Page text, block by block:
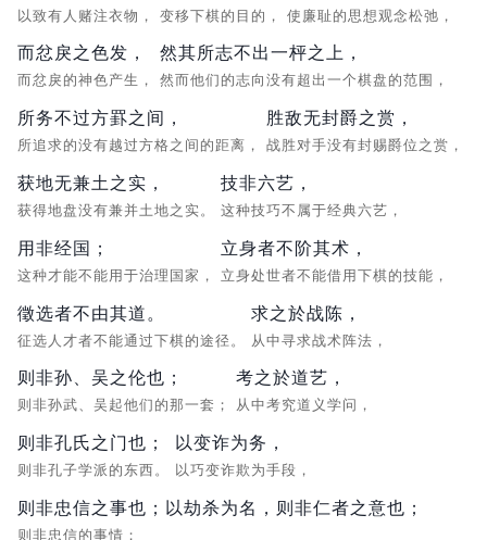
以致有人赌注衣物， 变移下棋的目的， 使廉耻的思想观念松弛，
而忿戾之色发，
而忿戾的神色产生，
然其所志不出一枰之上，
然而他们的志向没有超出一个棋盘的范围，
所务不过方罫之间，
所追求的没有越过方格之间的距离，
胜敌无封爵之赏，
战胜对手没有封赐爵位之赏，
获地无兼土之实，
获得地盘没有兼并土地之实。
技非六艺，
这种技巧不属于经典六艺，
用非经国；
这种才能不能用于治理国家，
立身者不阶其术，
立身处世者不能借用下棋的技能，
徵选者不由其道。
征选人才者不能通过下棋的途径。
求之於战陈，
从中寻求战术阵法，
则非孙、吴之伦也；
则非孙武、吴起他们的那一套；
考之於道艺，
从中考究道义学问，
则非孔氏之门也；
则非孔子学派的东西。
以变诈为务，
以巧变诈欺为手段，
则非忠信之事也；以劫杀为名，则非仁者之意也；
则非忠信的事情；